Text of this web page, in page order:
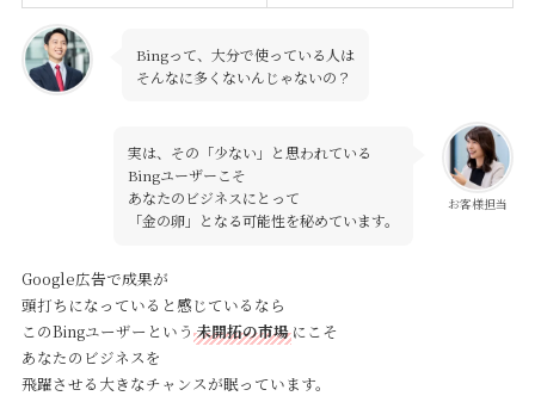
Bingって、大分で使っている人は
そんなに多くないんじゃないの？
お客様担当
実は、その「少ない」と思われている
Bingユーザーこそ
あなたのビジネスにとって
「金の卵」となる可能性を秘めています。
Google広告で成果が
頭打ちになっていると感じているなら
このBingユーザーという 未開拓の市場にこそ
あなたのビジネスを
飛躍させる大きなチャンスが眠っています。